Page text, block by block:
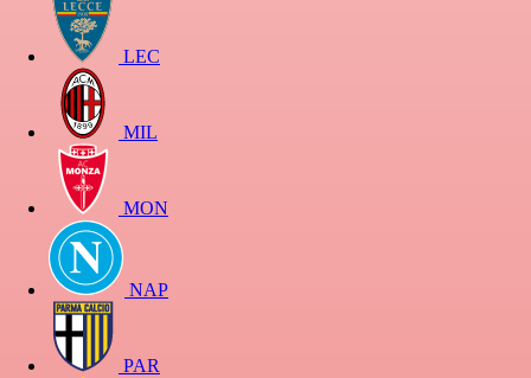
LEC
MIL
MON
NAP
PAR